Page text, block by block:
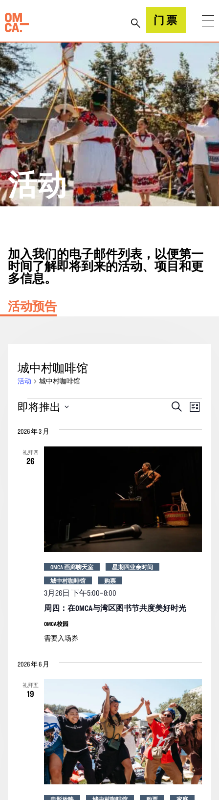
到
内
容
加州奥克兰博物馆(OMCA) 门票
活动
加入我们的电子邮件列表，以便第一
时间了解即将到来的活动、项目和更
多信息。
活动预告
城中村咖啡馆
活动 城中村咖啡馆
活
活
搜
索
图
导
航
搜
事
视
图
列
即将推出
择
期。
2026 年 3 月
礼拜四
26
周四：在OMCA与湾区图书节共度美好时光
3月26日 下午5:00–8:00
OMCA 画廊聊天室
星期四业余时间
城中村咖啡馆
购票
OMCA校园
需要入场券
2026 年 6 月
礼拜五
19